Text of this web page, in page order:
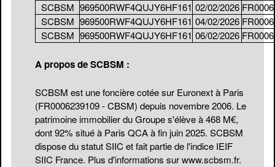
SCBSM 969500RWF4QUJY6HF161 02/02/2026
SCBSM 969500RWF4QUJY6HF161 04/02/2026
SCBSM 969500RWF4QUJY6HF161 06/02/2026
A propos de SCBSM :
SCBSM est une foncière cotée sur Euronext à Paris
(FR0006239109 - CBSM) depuis novembre 2006. Le
patrimoine immobilier du Groupe s'élève à 468 M€,
dont 92% situé à Paris QCA à fin juin 2025. SCBSM
dispose du statut SIIC et fait partie de l'indice IEIF
SIIC France. Plus d'informations surwww.scbsm.fr.